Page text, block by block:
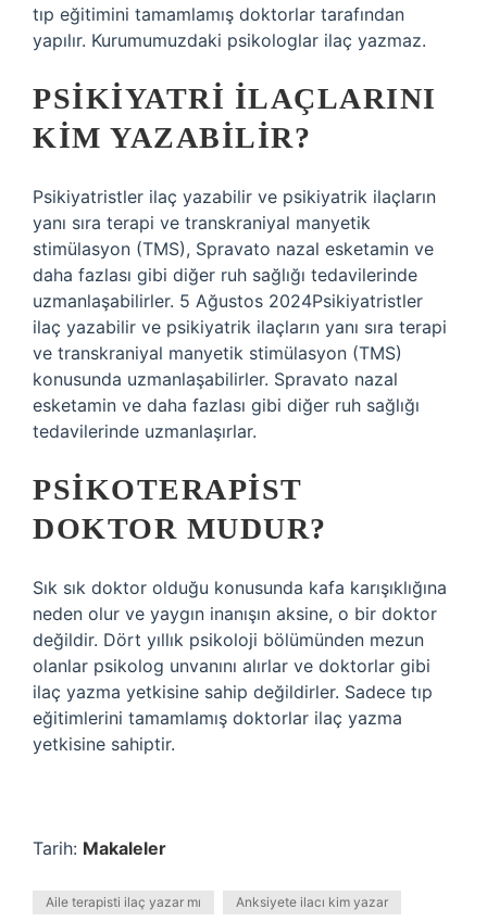
tıp eğitimini tamamlamış doktorlar tarafından
yapılır. Kurumumuzdaki psikologlar ilaç yazmaz.
PSIKIYATRI ILAÇLARINI
KIM YAZABILIR?
Psikiyatristler ilaç yazabilir ve psikiyatrik ilaçların
yanı sıra terapi ve transkraniyal manyetik
stimülasyon (TMS), Spravato nazal esketamin ve
daha fazlası gibi diğer ruh sağlığı tedavilerinde
uzmanlaşabilirler. 5 Ağustos 2024Psikiyatristler
ilaç yazabilir ve psikiyatrik ilaçların yanı sıra terapi
ve transkraniyal manyetik stimülasyon (TMS)
konusunda uzmanlaşabilirler. Spravato nazal
esketamin ve daha fazlası gibi diğer ruh sağlığı
tedavilerinde uzmanlaşırlar.
PSIKOTERAPIST
DOKTOR MUDUR?
Sık sık doktor olduğu konusunda kafa karışıklığına
neden olur ve yaygın inanışın aksine, o bir doktor
değildir. Dört yıllık psikoloji bölümünden mezun
olanlar psikolog unvanını alırlar ve doktorlar gibi
ilaç yazma yetkisine sahip değildirler. Sadece tıp
eğitimlerini tamamlamış doktorlar ilaç yazma
yetkisine sahiptir.
Tarih: Makaleler
Aile terapisti ilaç yazar mı Anksiyete ilacı kim yazar